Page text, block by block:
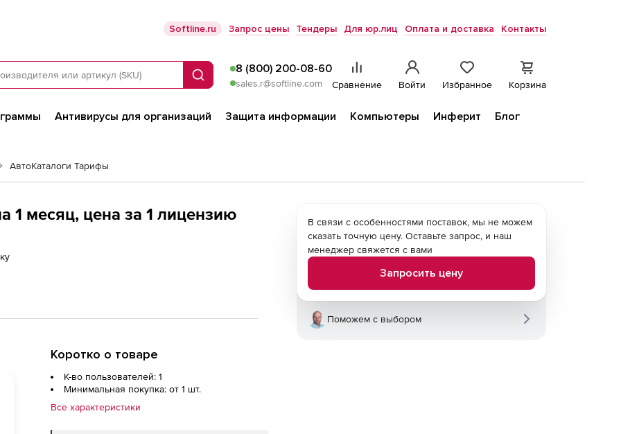
Softline.ru Запрос цены Тендеры Для юр.лиц Оплата и доставка Контакты
Поиск
8 (800) 200-08-60
sales.r@softline.com Сравнение Войти Избранное Корзина
Антивирусы для организаций Защита информации Компьютеры Инферит
Блог
АвтоКаталоги Тарифы
месяц, цена за 1 лицензию
Коротко о товаре
К-во пользователей: 1
Минимальная покупка: от 1 шт.
Все характеристики
В связи с особенностями поставок, мы не можем
сказать точную цену. Оставьте запрос, и наш
менеджер свяжется с вами
Запросить цену
Поможем с выбором